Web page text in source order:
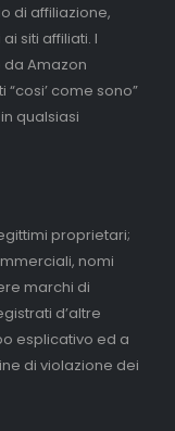
di affiliazione,
siti affiliati. I
Amazon
“cosi’ come sono”
qualsiasi
proprietari;
nomi
marchi di
d’altre
esplicativo ed a
di violazione dei